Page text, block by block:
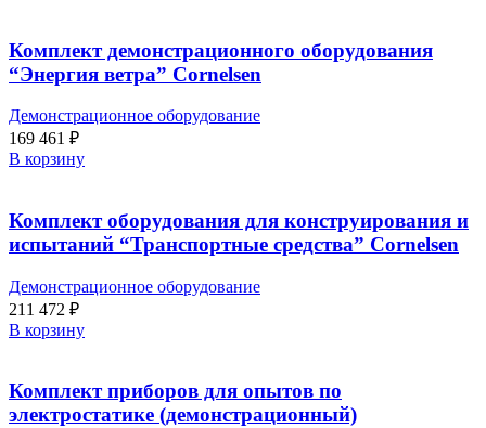
Комплект демонстрационного оборудования
“Энергия ветра” Cornelsen
Демонстрационное оборудование
169 461 ₽
В корзину
Комплект оборудования для конструирования и
испытаний “Транспортные средства” Cornelsen
Демонстрационное оборудование
211 472 ₽
В корзину
Комплект приборов для опытов по
электростатике (демонстрационный)